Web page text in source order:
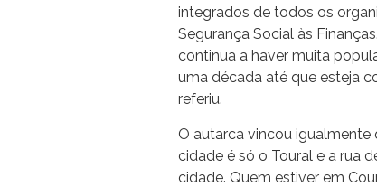
integrados de todos os
Segurança Social às
continua a haver muita
uma década até que esteja
referiu.
O autarca vincou igualmente
cidade é só o Toural e a rua
cidade. Quem estiver em